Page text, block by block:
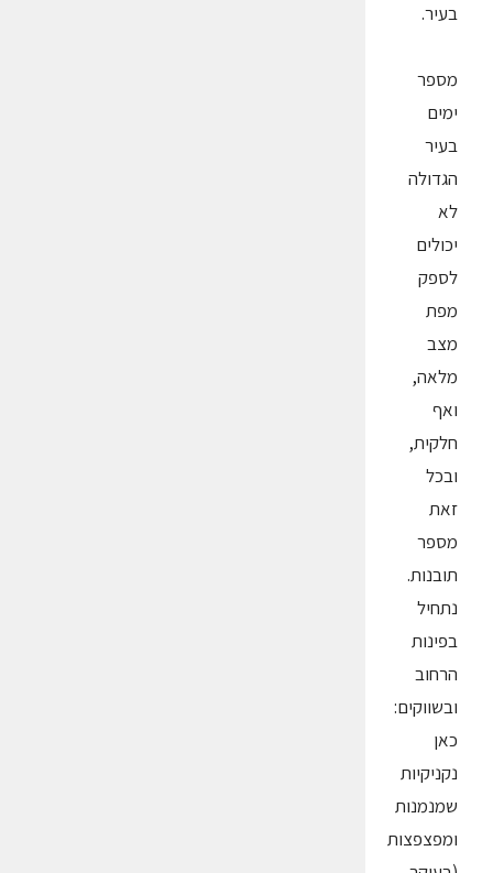
בעיר.
מספר
ימים
בעיר
הגדולה
לא
יכולים
לספק
מפת
מצב
מלאה,
ואף
חלקית,
ובכל
זאת
מספר
תובנות.
נתחיל
בפינות
הרחוב
ובשווקים:
כאן
נקניקיות
שמנמנות
ומפצפצות